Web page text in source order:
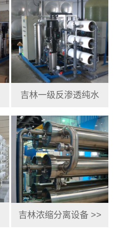
吉林一级反渗透纯水
机 >>
吉林浓缩分离设备 >>